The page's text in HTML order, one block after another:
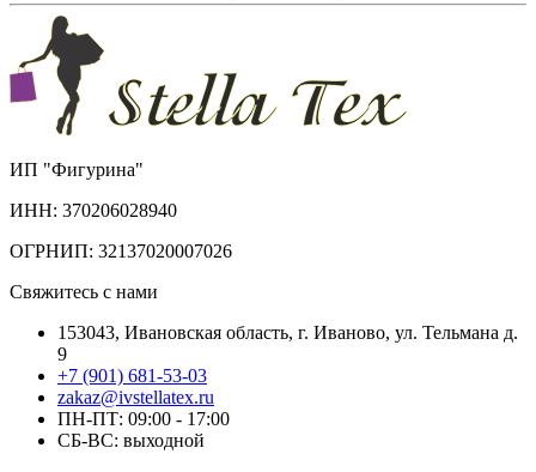
ИП "Фигурина"
ИНН: 370206028940
ОГРНИП: 32137020007026
Свяжитесь с нами
153043, Ивановская область, г. Иваново, ул. Тельмана д.
9
+7 (901) 681-53-03
zakaz@ivstellatex.ru
ПН-ПТ: 09:00 - 17:00
СБ-ВС: выходной